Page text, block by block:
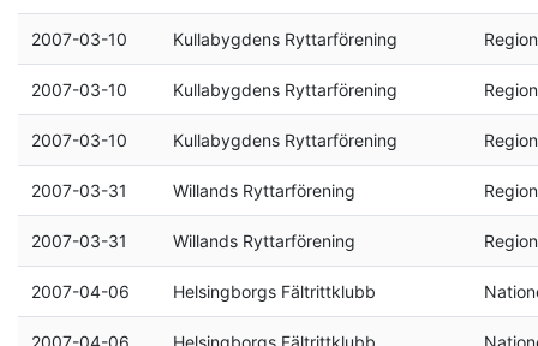
2007-03-10 Kullabygdens Ryttarförening
2007-03-10 Kullabygdens Ryttarförening
2007-03-10 Kullabygdens Ryttarförening
2007-03-31 Willands Ryttarförening
2007-03-31 Willands Ryttarförening
2007-04-06 Helsingborgs Fältrittklubb
2007-04-06 Helsingborgs Fältrittklubb